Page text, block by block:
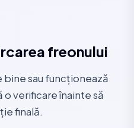
freonului
bine sau funcționează
verificare înainte să
finală.